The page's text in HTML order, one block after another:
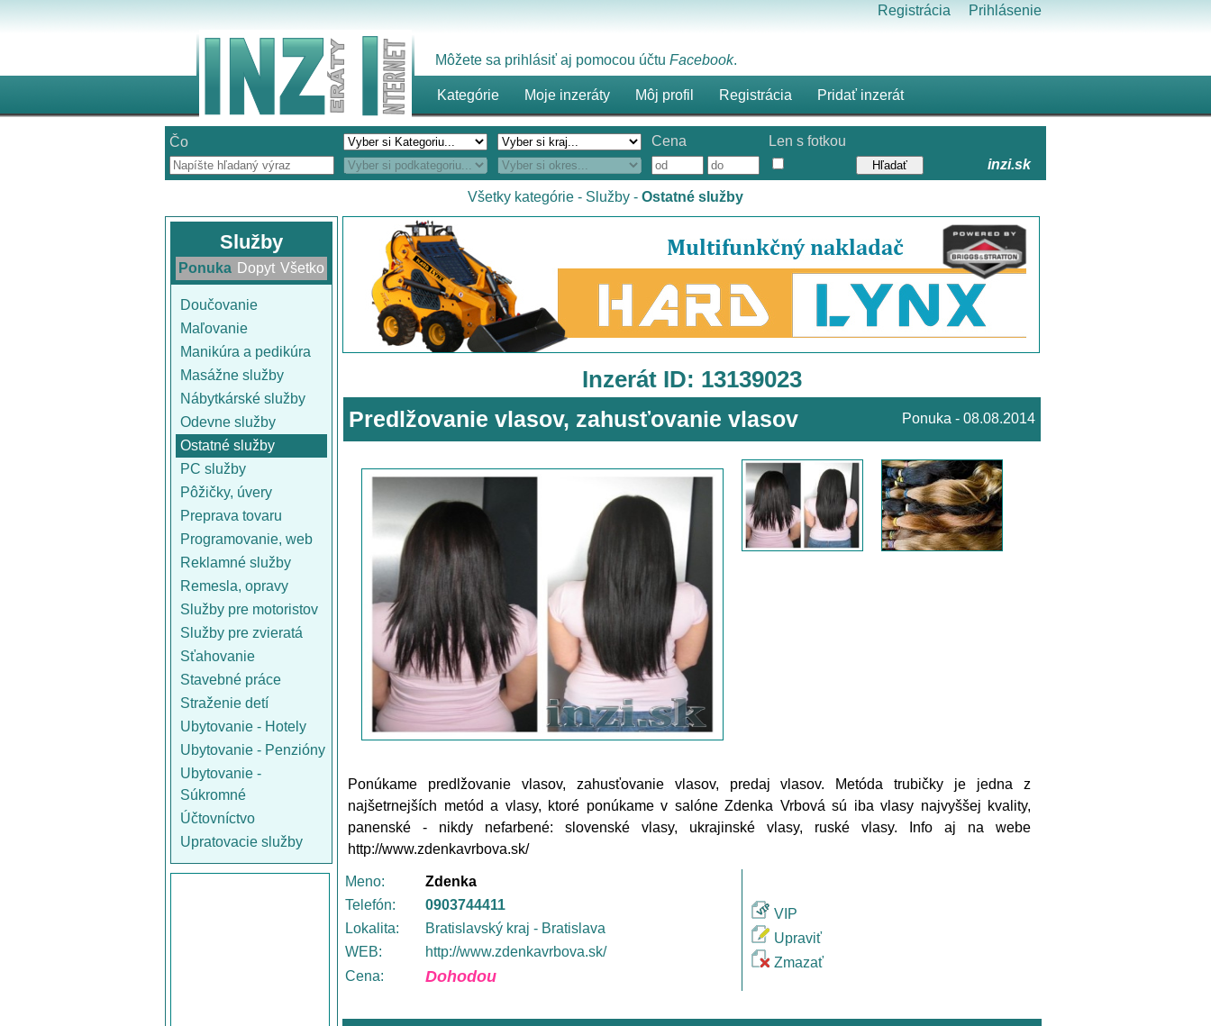
Registrácia Prihlásenie
Môžete sa prihlásiť aj pomocou účtu Facebook.
Kategórie Moje inzeráty Môj profil Registrácia Pridať inzerát
Čo Cena
Len s fotkou
inzi.sk
Všetky kategórie - Služby - Ostatné služby
Služby
Ponuka Dopyt Všetko
Doučovanie
Maľovanie
Manikúra a pedikúra
Masážne služby
Nábytkárské služby
Odevne služby
Ostatné služby
PC služby
Pôžičky, úvery
Preprava tovaru
Programovanie, web
Reklamné služby
Remesla, opravy
Služby pre motoristov
Služby pre zvieratá
Sťahovanie
Stavebné práce
Straženie detí
Ubytovanie - Hotely
Ubytovanie - Penzióny
Ubytovanie -
Súkromné
Účtovníctvo
Upratovacie služby
Inzerát ID: 13139023
Predlžovanie vlasov, zahusťovanie vlasov
Ponuka - 08.08.2014
Ponúkame predlžovanie vlasov, zahusťovanie vlasov, predaj vlasov. Metóda trubičky je jedna z
najšetrnejších metód a vlasy, ktoré ponúkame v salóne Zdenka Vrbová sú iba vlasy najvyššej kvality,
panenské - nikdy nefarbené: slovenské vlasy, ukrajinské vlasy, ruské vlasy. Info aj na webe
http://www.zdenkavrbova.sk/
Meno:
Zdenka
Telefón:
0903744411
Lokalita:
Bratislavský kraj - Bratislava
WEB:
http://www.zdenkavrbova.sk/
Cena:
Dohodou
VIP
Upraviť
Zmazať